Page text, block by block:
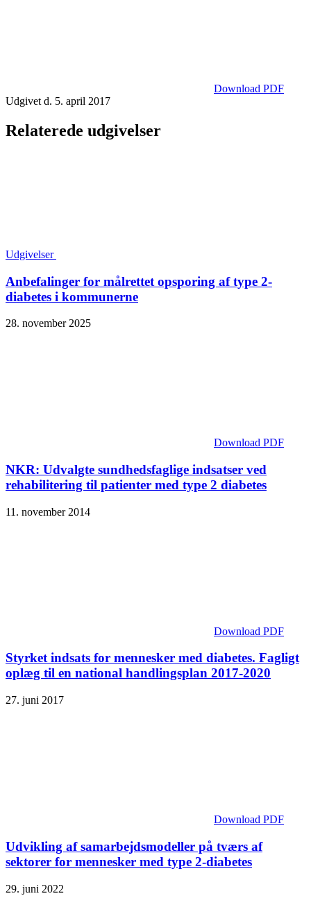
Download PDF
Udgivet d. 5. april 2017
Relaterede udgivelser
Udgivelser
Anbefalinger for målrettet opsporing af type 2-
diabetes i kommunerne
28. november 2025
Download PDF
NKR: Udvalgte sundhedsfaglige indsatser ved
rehabilitering til patienter med type 2 diabetes
11. november 2014
Download PDF
Styrket indsats for mennesker med diabetes. Fagligt
oplæg til en national handlingsplan 2017-2020
27. juni 2017
Download PDF
Udvikling af samarbejdsmodeller på tværs af
sektorer for mennesker med type 2-diabetes
29. juni 2022